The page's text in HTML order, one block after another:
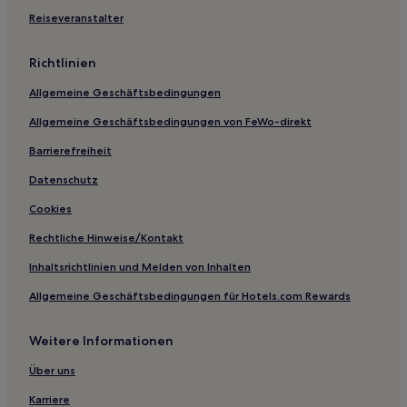
Lgbtqia-Freundliche nahe Kaiserstraße
Hotels mit Parkplatz nahe Kaiserstraße
Haustierfreundliche in Offenbach am Main
Familien in Offenbach am Main
Lgbtqia-Freundliche nahe Goethestraße
Günstige nahe Goethestraße
Hotels mit inbegriffenem Frühstück nahe Goethestraße
Familien nahe Leipziger Straße
Hotels mit inbegriffenem Frühstück nahe Leipziger Straße
Boutique- nahe Leipziger Straße
Familien in Eschborn
Haustierfreundliche in Eschborn
Reiseveranstalter
Richtlinien
Allgemeine Geschäftsbedingungen
Allgemeine Geschäftsbedingungen von FeWo-direkt
Barrierefreiheit
Datenschutz
Cookies
Rechtliche Hinweise/Kontakt
Inhaltsrichtlinien und Melden von Inhalten
Allgemeine Geschäftsbedingungen für Hotels.com Rewards
Weitere Informationen
Über uns
Karriere